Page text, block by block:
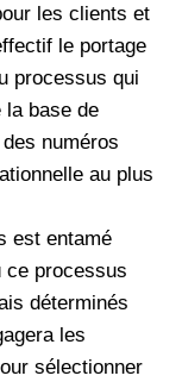
les clients et
le portage
processus qui
la base de
numéros
au plus
est entamé
ce processus
déterminés
les
sélectionner